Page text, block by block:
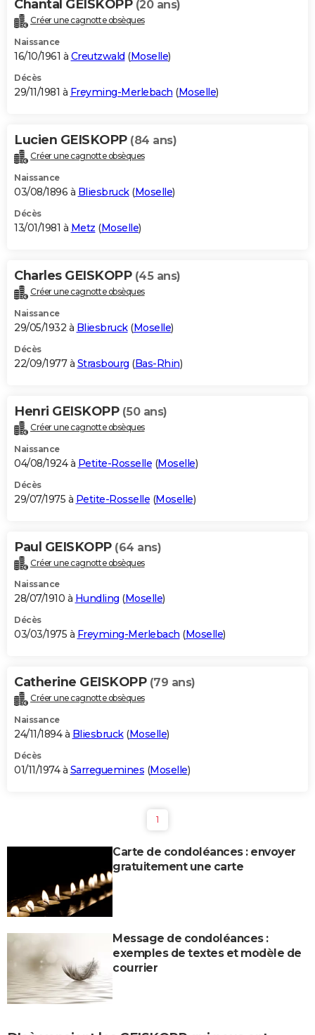
Chantal GEISKOPP (20 ans)
Créer une cagnotte obsèques
Naissance
16/10/1961 à Creutzwald (Moselle)
Décès
29/11/1981 à Freyming-Merlebach (Moselle)
Lucien GEISKOPP (84 ans)
Créer une cagnotte obsèques
Naissance
03/08/1896 à Bliesbruck(Moselle)
Décès
13/01/1981 à Metz (Moselle)
Charles GEISKOPP (45 ans)
Créer une cagnotte obsèques
Naissance
29/05/1932 à Bliesbruck(Moselle)
Décès
22/09/1977 à Strasbourg (Bas-Rhin)
Henri GEISKOPP (50 ans)
Créer une cagnotte obsèques
Naissance
04/08/1924 à Petite-Rosselle (Moselle)
Décès
29/07/1975 à Petite-Rosselle (Moselle)
Paul GEISKOPP (64 ans)
Créer une cagnotte obsèques
Naissance
28/07/1910 à Hundling (Moselle)
Décès
03/03/1975 à Freyming-Merlebach (Moselle)
Catherine GEISKOPP (79 ans)
Créer une cagnotte obsèques
Naissance
24/11/1894 à Bliesbruck(Moselle)
Décès
01/11/1974 à Sarreguemines (Moselle)
1
Carte de condoléances : envoyer
gratuitement une carte
Message de condoléances :
exemples de textes et modèle de
courrier